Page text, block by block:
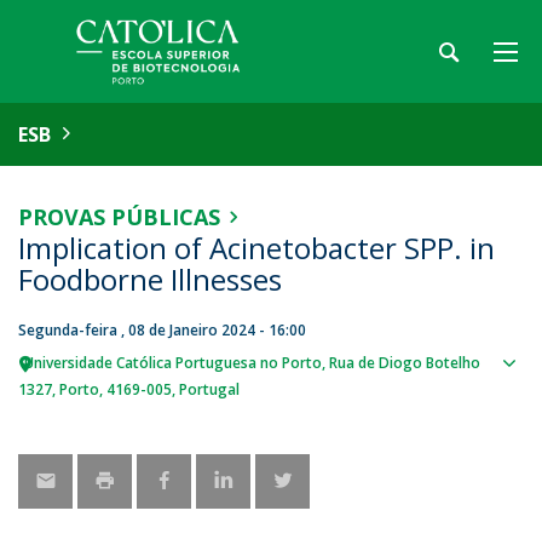
ESB
PROVAS PÚBLICAS
Implication of Acinetobacter SPP. in
Foodborne Illnesses
Segunda-feira , 08 de Janeiro 2024 - 16:00
Universidade Católica Portuguesa no Porto Rua de Diogo Botelho
1327 Porto 4169-005 Portugal